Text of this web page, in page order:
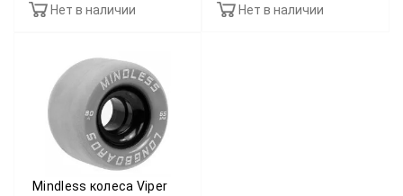
Нет в наличии Нет в наличии
Mindless колеса Viper